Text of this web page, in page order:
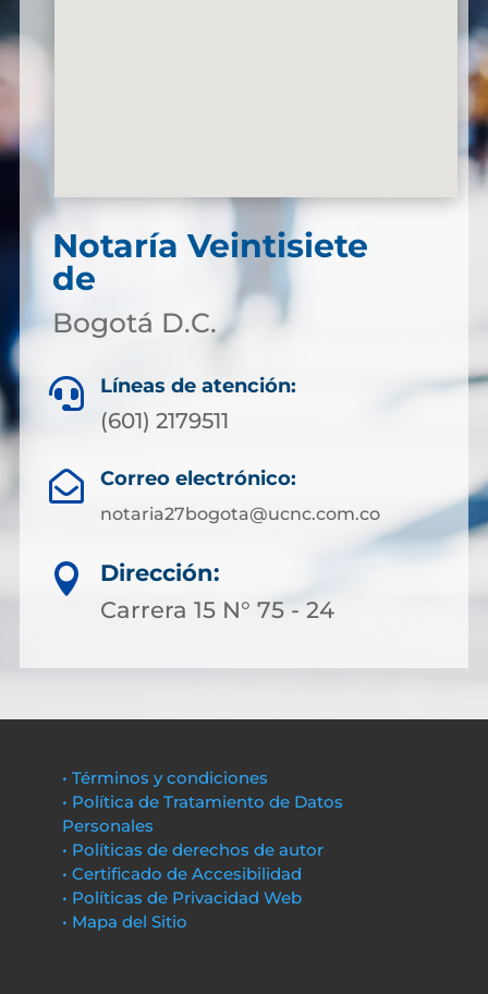
Notaría Veintisiete
de
Bogotá D.C.
 Líneas de atención:
(601) 2179511
 Correo electrónico:
notaria27bogota@ucnc.com.co

Dirección:
Carrera 15 N° 75 - 24
• Términos y condiciones
• Política de Tratamiento de Datos
Personales
• Políticas de derechos de autor
• Certificado de Accesibilidad
• Políticas de Privacidad Web
• Mapa del Sitio